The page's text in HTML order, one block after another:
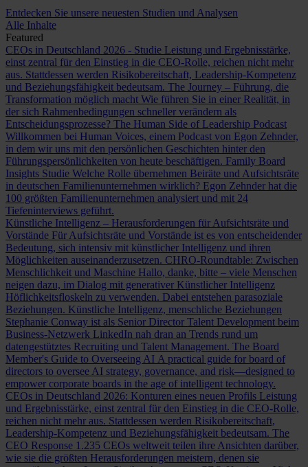
Entdecken Sie unsere neuesten Studien und Analysen
Alle Inhalte
Featured
CEOs in Deutschland 2026 - Studie Leistung und Ergebnisstärke,
einst zentral für den Einstieg in die CEO-Rolle, reichen nicht mehr
aus. Stattdessen werden Risikobereitschaft, Leadership-Kompetenz
und Beziehungsfähigkeit bedeutsam. The Journey – Führung, die
Transformation möglich macht Wie führen Sie in einer Realität, in
der sich Rahmenbedingungen schneller verändern als
Entscheidungsprozesse? The Human Side of Leadership Podcast
Willkommen bei Human Voices, einem Podcast von Egon Zehnder,
in dem wir uns mit den persönlichen Geschichten hinter den
Führungspersönlichkeiten von heute beschäftigen. Family Board
Insights Studie Welche Rolle übernehmen Beiräte und Aufsichtsräte
in deutschen Familienunternehmen wirklich? Egon Zehnder hat die
100 größten Familienunternehmen analysiert und mit 24
Tiefeninterviews geführt.
Künstliche Intelligenz – Herausforderungen für Aufsichtsräte und
Vorstände Für Aufsichtsräte und Vorstände ist es von entscheidender
Bedeutung, sich intensiv mit künstlicher Intelligenz und ihren
Möglichkeiten auseinanderzusetzen. CHRO-Roundtable: Zwischen
Menschlichkeit und Maschine Hallo, danke, bitte – viele Menschen
neigen dazu, im Dialog mit generativer Künstlicher Intelligenz
Höflichkeitsfloskeln zu verwenden. Dabei entstehen parasoziale
Beziehungen. Künstliche Intelligenz, menschliche Beziehungen
Stephanie Conway ist als Senior Director Talent Development beim
Business-Netzwerk LinkedIn nah dran an Trends rund um
datengestütztes Recruiting und Talent Management. The Board
Member's Guide to Overseeing AI A practical guide for board of
directors to oversee AI strategy, governance, and risk—designed to
empower corporate boards in the age of intelligent technology.
CEOs in Deutschland 2026: Konturen eines neuen Profils Leistung
und Ergebnisstärke, einst zentral für den Einstieg in die CEO-Rolle,
reichen nicht mehr aus. Stattdessen werden Risikobereitschaft,
Leadership-Kompetenz und Beziehungsfähigkeit bedeutsam. The
CEO Response 1.235 CEOs weltweit teilen ihre Ansichten darüber,
wie sie die größten Herausforderungen meistern, denen sie